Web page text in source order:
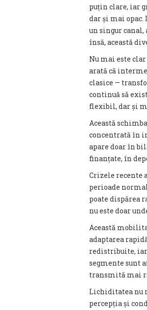
puțin clare, iar
dar și mai opac.
un singur canal,
însă, această
Nu mai este
arată că
clasice —
continuă să
flexibil, dar și
Această
concentrată în
apare doar în
finanțate, în
Crizele recente
perioade
poate dispărea
nu este doar
Această
adaptarea
redistribuite,
segmente sunt
transmită mai
Lichiditatea nu
percepția și